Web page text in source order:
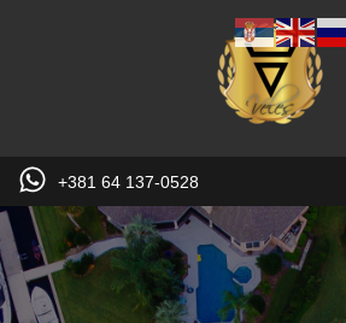
+381 64 137-0528